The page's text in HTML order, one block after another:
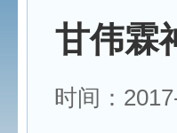
甘伟霖
时间：